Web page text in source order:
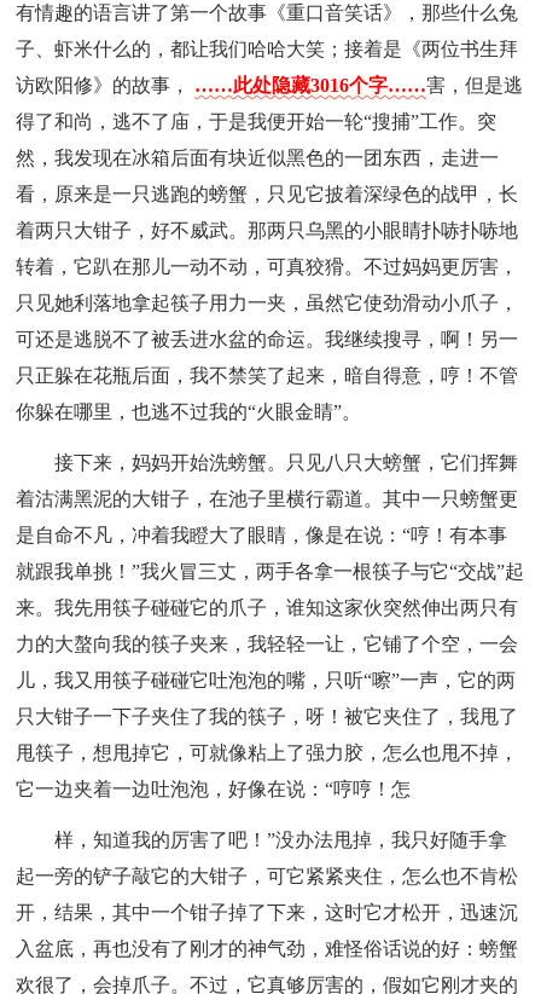
有情趣的语言讲了第一个故事《重口音笑话》，那些什么兔
子、虾米什么的，都让我们哈哈大笑；接着是《两位书生拜
访欧阳修》的故事， ……此处隐藏3016个字……害，但是逃
得了和尚，逃不了庙，于是我便开始一轮“搜捕”工作。突
然，我发现在冰箱后面有块近似黑色的一团东西，走进一
看，原来是一只逃跑的螃蟹，只见它披着深绿色的战甲，长
着两只大钳子，好不威武。那两只乌黑的小眼睛扑哧扑哧地
转着，它趴在那儿一动不动，可真狡猾。不过妈妈更厉害，
只见她利落地拿起筷子用力一夹，虽然它使劲滑动小爪子，
可还是逃脱不了被丢进水盆的命运。我继续搜寻，啊！另一
只正躲在花瓶后面，我不禁笑了起来，暗自得意，哼！不管
你躲在哪里，也逃不过我的“火眼金睛”。
接下来，妈妈开始洗螃蟹。只见八只大螃蟹，它们挥舞
着沽满黑泥的大钳子，在池子里横行霸道。其中一只螃蟹更
是自命不凡，冲着我瞪大了眼睛，像是在说：“哼！有本事
就跟我单挑！”我火冒三丈，两手各拿一根筷子与它“交战”起
来。我先用筷子碰碰它的爪子，谁知这家伙突然伸出两只有
力的大螯向我的筷子夹来，我轻轻一让，它铺了个空，一会
儿，我又用筷子碰碰它吐泡泡的嘴，只听“嚓”一声，它的两
只大钳子一下子夹住了我的筷子，呀！被它夹住了，我甩了
甩筷子，想甩掉它，可就像粘上了强力胶，怎么也甩不掉，
它一边夹着一边吐泡泡，好像在说：“哼哼！怎
样，知道我的厉害了吧！”没办法甩掉，我只好随手拿
起一旁的铲子敲它的大钳子，可它紧紧夹住，怎么也不肯松
开，结果，其中一个钳子掉了下来，这时它才松开，迅速沉
入盆底，再也没有了刚才的神气劲，难怪俗话说的好：螃蟹
欢很了，会掉爪子。不过，它真够厉害的，假如它刚才夹的